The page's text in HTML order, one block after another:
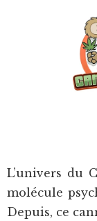
L’univers du
molécule
Depuis, ce